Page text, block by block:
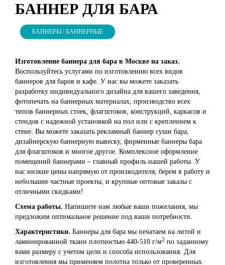
БАННЕР ДЛЯ БАРА
БАННЕРЫ / БАННЕРНЫЕ
Изготовление баннера для бара в Москве на заказ.
Воспользуйтесь услугами по изготовлению всех видов
баннеров для баров и кафе. У нас вы можете заказать
разработку индивидуального дизайна для вашего заведения,
фотопечать на баннерных материалах, производство всех
типов баннерных стоек, флагштоков, конструкций, каркасов и
стендов с надежной установкой на пол или с креплением к
стене. Вы можете заказать рекламный баннер суши бара,
дизайнерскую баннерную вывеску, фирменные баннеры бара
для флагштоков и многое другое. Комплексное оформление
помещений баннерами – главный профиль нашей работы. У
нас низкие цены напрямую от производителя, берем в работу и
небольшие частные проекты, и крупные оптовые заказы с
отличными скидками!
Схема работы. Напишите нам любые ваши пожелания, мы
предложим оптимальное решение под ваши потребности.
Характеристики. Баннеры для бара мы печатаем на литой и
ламинированной ткани плотностью 440-510 г/м2 по заданному
вами размеру с учетом цели и способа использования. Для
изготовления мы применяем полотна только от проверенных